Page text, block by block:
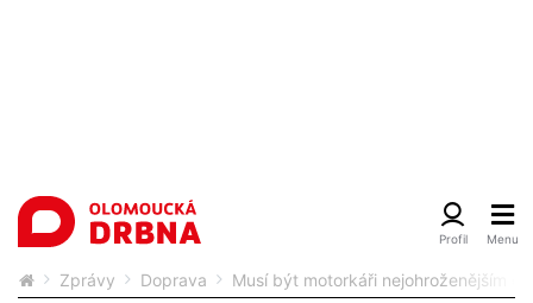
Zprávy Doprava Musí být motorkáři nejohroženějším